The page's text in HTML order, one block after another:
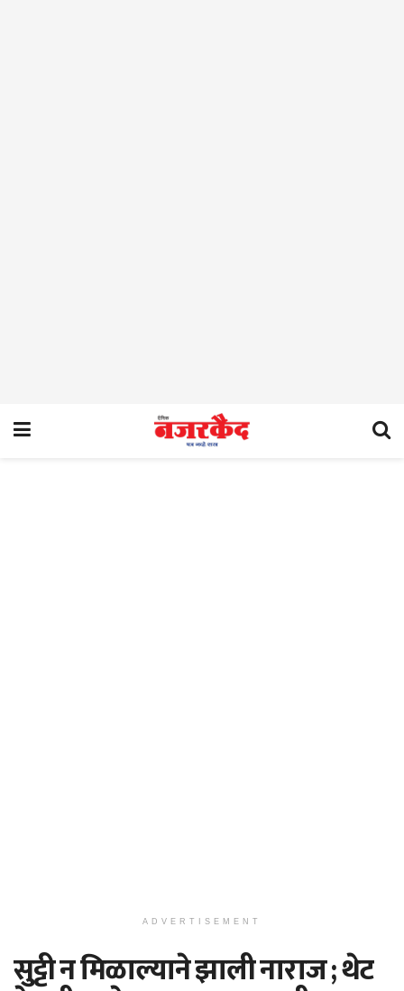
ADVERTISEMENT
सुट्टी न मिळाल्याने झाली नाराज ; थेट